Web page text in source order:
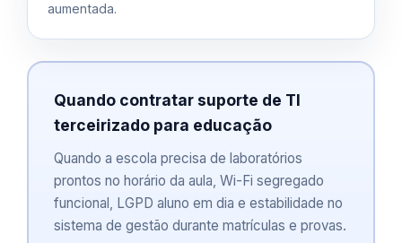
aumentada.
Quando contratar suporte de TI
terceirizado para educação
Quando a escola precisa de laboratórios
prontos no horário da aula, Wi-Fi segregado
funcional, LGPD aluno em dia e estabilidade no
sistema de gestão durante matrículas e provas.